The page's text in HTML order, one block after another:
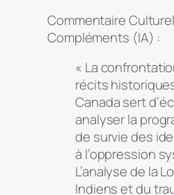
Commentaire
Compléments (IA) :
« La
récits
Canada sert
analyser la
de survie des
à l’oppression
L’analyse de la
Indiens et du